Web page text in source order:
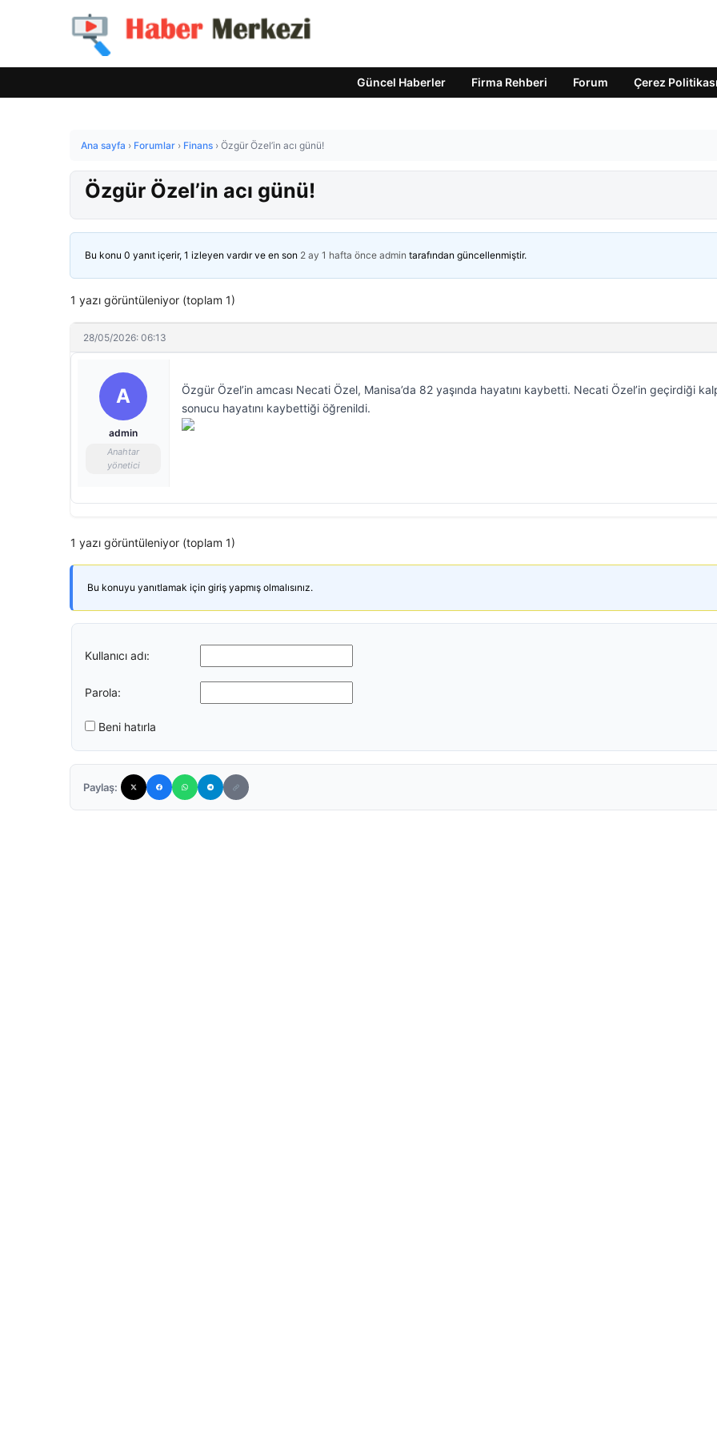
Güncel Haberler Firma Rehberi Forum Çerez Politikası
Ana sayfa › Forumlar › Finans › Özgür Özel’in acı günü!
Özgür Özel’in acı günü!
Bu konu 0 yanıt içerir, 1 izleyen vardır ve en son 2 ay 1 hafta önce admin tarafından güncellenmiştir.
1 yazı görüntüleniyor (toplam 1)
28/05/2026: 06:13
A
admin
Anahtar
yönetici
Özgür Özel’in amcası Necati Özel, Manisa’da 82 yaşında hayatını kaybetti. Necati Özel’in geçirdiği
sonucu hayatını kaybettiği öğrenildi.
1 yazı görüntüleniyor (toplam 1)
Bu konuyu yanıtlamak için giriş yapmış olmalısınız.
Kullanıcı adı:
Parola:
Beni hatırla
Paylaş: